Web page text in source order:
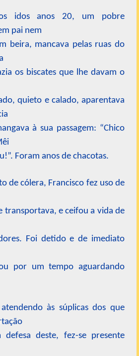
idos anos 20, um pobre
pai nem
beira, mancava pelas ruas do
os biscates que lhe davam o
quieto e calado, aparentava
à sua passagem: “Chico
Foram anos de chacotas.
de cólera, Francisco fez uso de
transportava, e ceifou a vida de
Foi detido e de imediato
por um tempo aguardando
às súplicas dos que
defesa deste, fez-se presente